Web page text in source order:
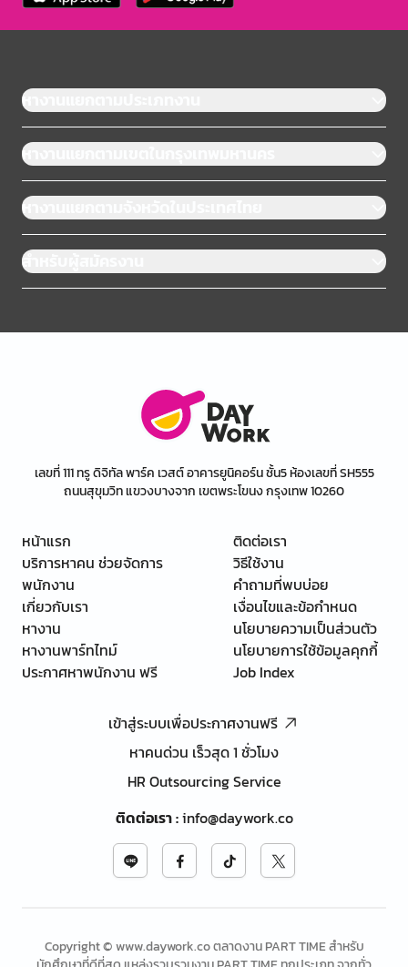
หางานแยกตามประเภทงาน
หางานแยกตามเขตในกรุงเทพมหานคร
หางานแยกตามจังหวัดในประเทศไทย
สำหรับผู้สมัครงาน
เลขที่ 111 ทรู ดิจิทัล พาร์ค เวสต์ อาคารยูนิคอร์น ชั้น5 ห้องเลขที่ SH555
ถนนสุขุมวิท แขวงบางจาก เขตพระโขนง กรุงเทพ 10260
หน้าแรก
บริการหาคน ช่วยจัดการ
พนักงาน
เกี่ยวกับเรา
หางาน
หางานพาร์ทไทม์
ประกาศหาพนักงาน ฟรี
ติดต่อเรา
วิธีใช้งาน
คำถามที่พบบ่อย
เงื่อนไขและข้อกำหนด
นโยบายความเป็นส่วนตัว
นโยบายการใช้ข้อมูลคุกกี้
Job Index
เข้าสู่ระบบเพื่อประกาศงานฟรี
หาคนด่วน เร็วสุด 1 ชั่วโมง
HR Outsourcing Service
ติดต่อเรา:info@daywork.co
Copyright © www.daywork.co ตลาดงาน PART TIME สำหรับ